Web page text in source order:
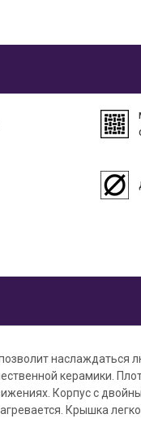
керамики.
Корпус с
Крышка